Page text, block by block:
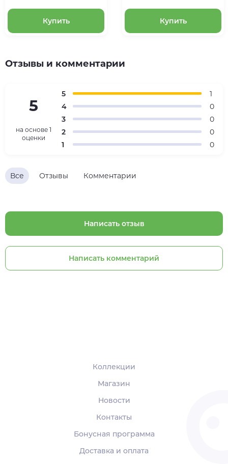
Купить Купить
Отзывы и комментарии
Все Отзывы Комментарии
Написать отзыв
Написать комментарий
5
на основе 1
оценки
5
1
4
0
3
0
2
0
1
0
Коллекции
Магазин
Новости
Контакты
Бонусная программа
Доставка и оплата